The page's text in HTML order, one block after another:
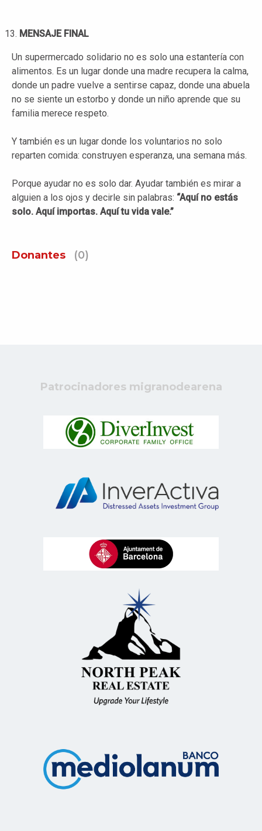
MENSAJE FINAL
Un supermercado solidario no es solo una estantería con
alimentos. Es un lugar donde una madre recupera la calma,
donde un padre vuelve a sentirse capaz, donde una abuela
no se siente un estorbo y donde un niño aprende que su
familia merece respeto.
Y también es un lugar donde los voluntarios no solo
reparten comida: construyen esperanza, una semana más.
Porque ayudar no es solo dar. Ayudar también es mirar a
alguien a los ojos y decirle sin palabras: “Aquí no estás
solo. Aquí importas. Aquí tu vida vale.”
Donantes (0)
Patrocinadores migranodearena